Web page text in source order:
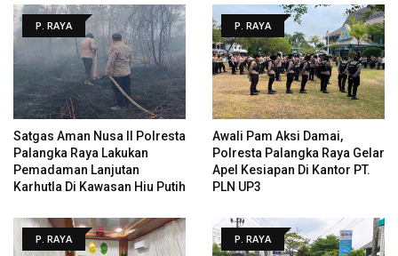
P. RAYA
Satgas Aman Nusa II Polresta
Palangka Raya Lakukan
Pemadaman Lanjutan
Karhutla Di Kawasan Hiu Putih
P. RAYA
Awali Pam Aksi Damai,
Polresta Palangka Raya Gelar
Apel Kesiapan Di Kantor PT.
PLN UP3
P. RAYA P. RAYA